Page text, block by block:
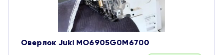
Оверлок Juki MO6905G0M6700